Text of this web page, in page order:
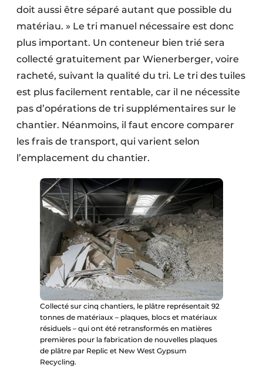
doit aussi être séparé autant que possible du
matériau. » Le tri manuel nécessaire est donc
plus important. Un conteneur bien trié sera
collecté gratuitement par Wienerberger, voire
racheté, suivant la qualité du tri. Le tri des tuiles
est plus facilement rentable, car il ne nécessite
pas d’opérations de tri supplémentaires sur le
chantier. Néanmoins, il faut encore comparer
les frais de transport, qui varient selon
l’emplacement du chantier.
Collecté sur cinq chantiers, le plâtre représentait 92
tonnes de matériaux – plaques, blocs et matériaux
résiduels – qui ont été retransformés en matières
premières pour la fabrication de nouvelles plaques
de plâtre par Replic et New West Gypsum
Recycling.